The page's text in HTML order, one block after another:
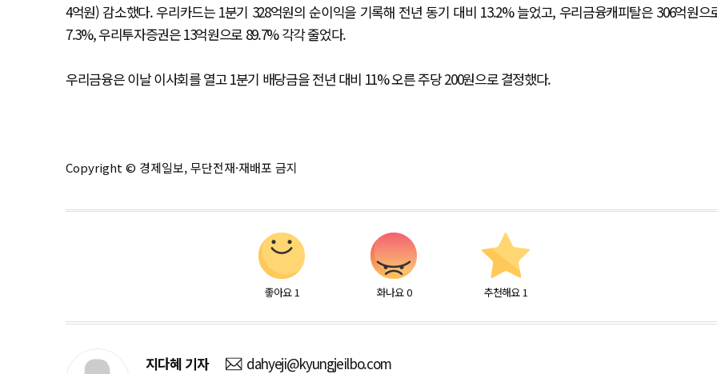
4억원) 감소했다. 우리카드는 1분기 328억원의 순이익을 기록해 전년 동기 대비 13.2% 늘었고, 우리금융캐피탈은 306억원으
7.3%, 우리투자증권은 13억원으로 89.7% 각각 줄었다.
우리금융은 이날 이사회를 열고 1분기 배당금을 전년 대비 11% 오른 주당 200원으로 결정했다.
Copyright © 경제일보, 무단전재·재배포 금지
좋아요 1 화나요 0 추천해요 1
지다혜 기자 dahyeji@kyungjeilbo.com